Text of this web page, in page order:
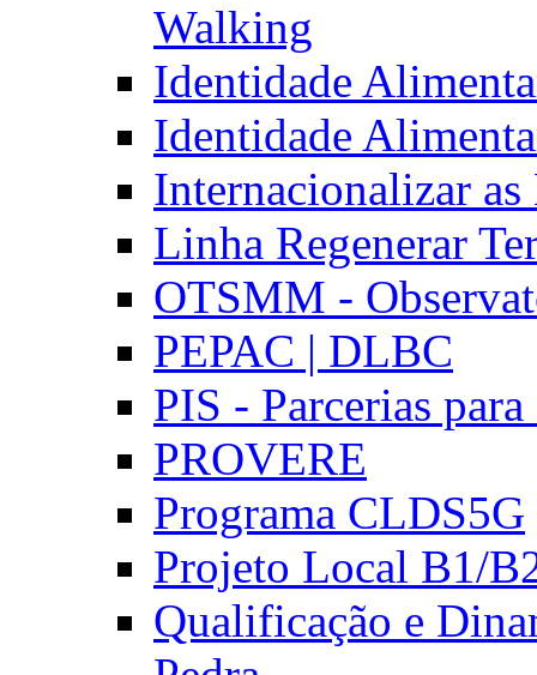
Walking
Identidade
Identidade
Internacionalizar
Linha Regenerar
OTSMM -
PEPAC | DLBC
PIS - Parcerias
PROVERE
Programa CLDS5G
Projeto Local B1/
Qualificação e